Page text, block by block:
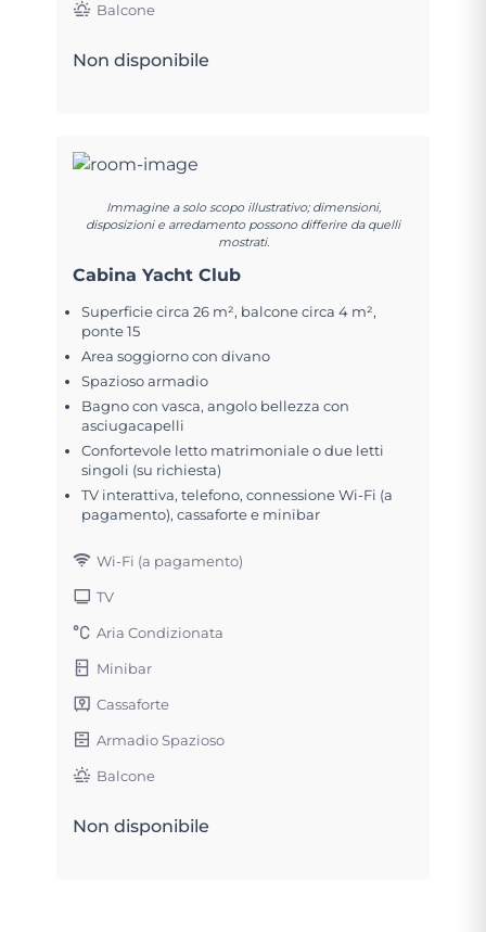
Balcone
Non disponibile
Immagine a solo scopo illustrativo; dimensioni,
disposizioni e arredamento possono differire da quelli
mostrati.
Cabina Yacht Club
Superficie circa 26 m², balcone circa 4 m²,
ponte 15
Area soggiorno con divano
Spazioso armadio
Bagno con vasca, angolo bellezza con
asciugacapelli
Confortevole letto matrimoniale o due letti
singoli (su richiesta)
TV interattiva, telefono, connessione Wi-Fi (a
pagamento), cassaforte e minibar
Wi-Fi (a pagamento)
TV
Aria Condizionata
Minibar
Cassaforte
Armadio Spazioso
Balcone
Non disponibile